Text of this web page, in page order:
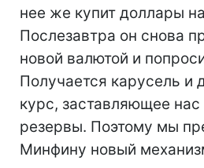
нее же купит доллары
Послезавтра он снова
новой валютой и
Получается карусель и
курс, заставляющее нас
резервы. Поэтому мы
Минфину новый